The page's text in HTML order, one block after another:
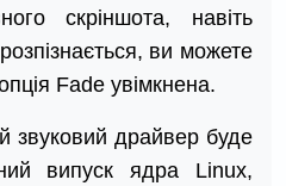
скріншота, навіть
ви можете
Fade увімкнена.
звуковий драйвер буде
випуск ядра Linux,